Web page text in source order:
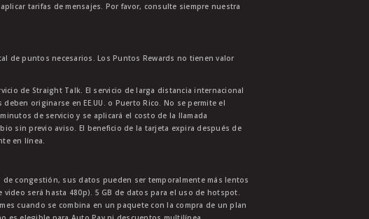
tarifas de mensajes. Por favor, consulte siempre nuestra
de puntos necesarios. Los Puntos Rewards no tienen valor
de Straight Talk. El servicio de larga distancia internacional
originarse en EE.UU. o Puerto Rico. No se permite el
de servicio y se aplicará el costo de la llamada
sin previo aviso. El beneficio de la tarjeta expira después de
en línea.
congestión, sus datos pueden ser temporalmente más lentos
será hasta 480p). 5 GB de datos para el uso de hotspot.
cuando se combina en un paquete con la compra de un plan